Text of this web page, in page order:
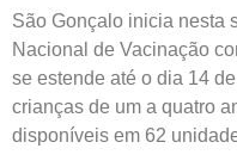
São Gonçalo inicia nesta
Nacional de Vacinação
se estende até o dia 14
crianças de um a quatro
disponíveis em 62